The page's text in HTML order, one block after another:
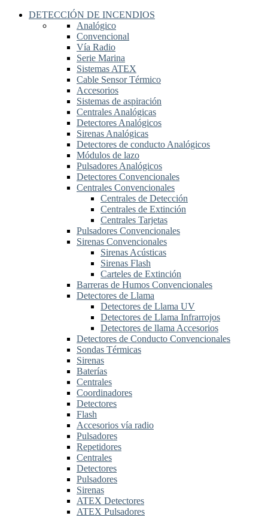
DETECCIÓN DE INCENDIOS
Analógico
Convencional
Vía Radio
Serie Marina
Sistemas ATEX
Cable Sensor Térmico
Accesorios
Sistemas de aspiración
Centrales Analógicas
Detectores Analógicos
Sirenas Analógicas
Detectores de conducto Analógicos
Módulos de lazo
Pulsadores Analógicos
Detectores Convencionales
Centrales Convencionales
Centrales de Detección
Centrales de Extinción
Centrales Tarjetas
Pulsadores Convencionales
Sirenas Convencionales
Sirenas Acústicas
Sirenas Flash
Carteles de Extinción
Barreras de Humos Convencionales
Detectores de Llama
Detectores de Llama UV
Detectores de Llama Infrarrojos
Detectores de llama Accesorios
Detectores de Conducto Convencionales
Sondas Térmicas
Sirenas
Baterías
Centrales
Coordinadores
Detectores
Flash
Accesorios vía radio
Pulsadores
Repetidores
Centrales
Detectores
Pulsadores
Sirenas
ATEX Detectores
ATEX Pulsadores